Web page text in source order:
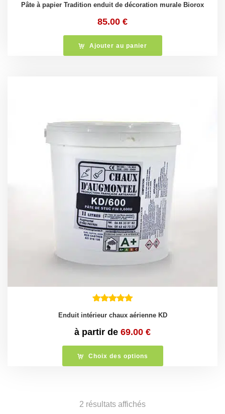
Pâte à papier Tradition enduit de décoration murale Biorox
85.00 €
Ajouter au panier
Enduit intérieur chaux aérienne KD
à partir de 69.00 €
Choix des options
2 résultats affichésTrié